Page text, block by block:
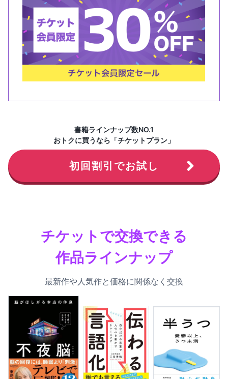
書籍ラインナップ数NO.1
おトクに買うなら「チケットプラン」
初回割引でお試し
チケットで交換できる
作品ラインナップ
最新作や人気作と価格に関係なく交換